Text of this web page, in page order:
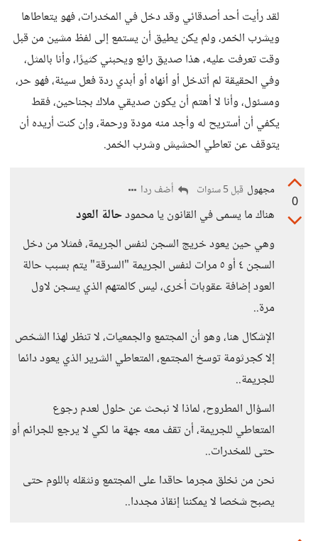
لقد رأيت أحد أصدقائي وقد دخل في المخدرات، فهو يتعاطاها
ويشرب الخمر، ولم يكن يطيق أن يستمع إلى لفظ مشين من قبل
وقت تعرفت عليه، هذا صديق رائع ويحبني كثيرًا، وأنا بالمثل،
وفي الحقيقة لم أتدخل أو أنهاه أو أبدي ردة فعل سيئة، فهو حر،
ومسئول، وأنا لا أهتم أن يكون صديقي ملاك بجناحين، فقط
يكفي أن أستريح له وأجد منه مودة ورحمة، وإن كنت أريده أن
يتوقف عن تعاطي الحشيش وشرب الخمر.
0
مجهول قبل 5 سنوات أضف ردا
هناك ما يسمى في القانون يا محمودحالة العود
وهي حين يعود خريج السجن لنفس الجريمة، فمثلا من دخل
السجن ٤ أو ٥ مرات لنفس الجريمة "السرقة" يتم بسبب حالة
العود إضافة عقوبات أخرى، ليس كالمتهم الذي يسجن لاول
مرة..
الإشكال هنا، وهو أن المجتمع والجمعيات، لا تنظر لهذا الشخص
إلا كجرثومة توسخ المجتمع، المتعاطي الشرير الذي يعود دائما
للجريمة..
السؤال المطروح، لماذا لا نبحث عن حلول لعدم رجوع
المتعاطي للجريمة، أن تقف معه جهة ما لكي لا يرجع للجرائم أو
حتى للمخدرات..
نحن من نخلق مجرما حاقدا على المجتمع ونثقله باللوم حتى
يصبح شخصا لا يمكننا إنقاذ مجددا..